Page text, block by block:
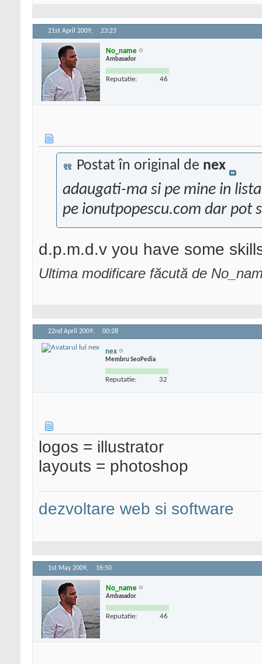
21st April 2009, 23:23
No_name
Ambasador
Reputatie: 46
Postat în original de nex
adaugati-ma si pe mine in
pe ionutpopescu.com dar pot
d.p.m.d.v you have some
Ultima modificare făcută de
22nd April 2009, 00:28
nex
Membru SeoPedia
Reputatie: 32
logos = illustrator
layouts = photoshop
dezvoltare web si software
1st May 2009, 16:50
No_name
Ambasador
Reputatie: 46